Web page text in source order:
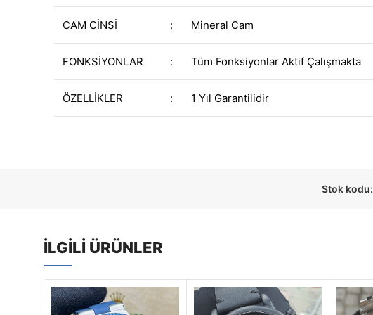
CAM CİNSİ : Mineral Cam
FONKSİYONLAR : Tüm Fonksiyonlar Aktif Çalışmakta
ÖZELLİKLER : 1 Yıl Garantilidir
Stok kodu:
İLGILI ÜRÜNLER